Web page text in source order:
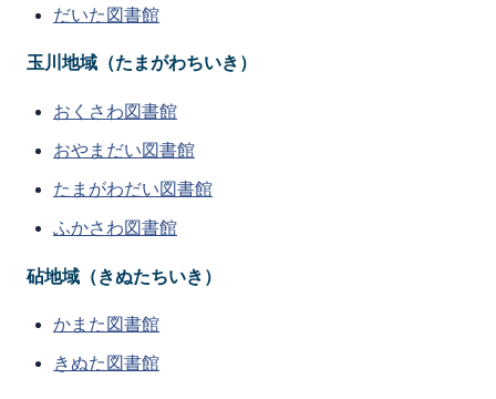
だいた図書館
玉川地域（たまがわちいき）
おくさわ図書館
おやまだい図書館
たまがわだい図書館
ふかさわ図書館
砧地域（きぬたちいき）
かまた図書館
きぬた図書館